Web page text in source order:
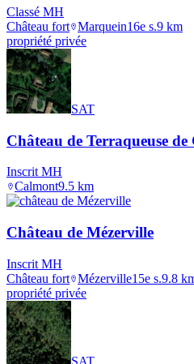
Classé MH
Château fort Marquein16e s.9 km
propriété privée
SAT
Château de Terraqueuse
Inscrit MH
Calmont9.5 km
Château de Mézerville
Inscrit MH
Château fort Mézerville15e s.9.8
propriété privée
SAT